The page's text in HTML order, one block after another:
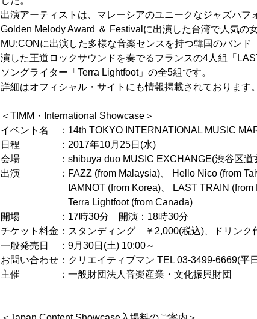
出演アーティストは、マレーシアのユニークなジャズパフ
Golden Melody Award ＆ Festivalに出演した台湾で人気の
MU:CONに出演した多様な音楽センスを持つ韓国のバン
演した王道ロックサウンドを奏でるフランスの4人組「
ソングライター「Terra Lightfoot」の全5組です。
詳細はオフィシャル・サイトにも情報掲載されております
＜TIMM・International Showcase＞
イベント名 ：14th TOKYO INTERNATIONAL MUSIC
日程 ：2017年10月25日(水)
会場 ：shibuya duo MUSIC EXCHANGE(渋谷区道
出演 ：FAZZ (from Malaysia)、 Hello Nico (from
IAMNOT (from Korea)、 LAST TRAIN (from
Terra Lightfoot (from Canada)
開場 ：17時30分 開演：18時30分
チケット料金：スタンディング ￥2,000(税込)、ドリンク
一般発売日 ：9月30日(土) 10:00～
お問い合わせ：クリエイティブマン TEL 03-3499-6669(平
主催 ：一般財団法人音楽産業・文化振興財団